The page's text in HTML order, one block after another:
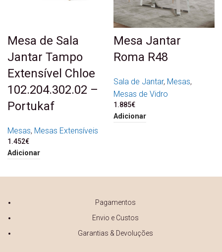
Mesa de Sala
Jantar Tampo
Extensível Chloe
102.204.302.02 –
Portukaf
Mesas, Mesas Extensíveis
1.452€
Adicionar
Mesa Jantar
Roma R48
Sala de Jantar, Mesas,
Mesas de Vidro
1.885€
Adicionar
Pagamentos
Envio e Custos
Garantias & Devoluções